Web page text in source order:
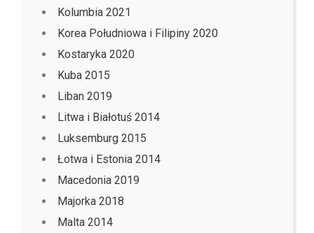
Kolumbia 2021
Korea Południowa i Filipiny 2020
Kostaryka 2020
Kuba 2015
Liban 2019
Litwa i Białotuś 2014
Luksemburg 2015
Łotwa i Estonia 2014
Macedonia 2019
Majorka 2018
Malta 2014